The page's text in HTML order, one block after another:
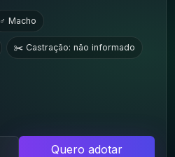
♂ Macho
✂️ Castração: não informado
Quero adotar